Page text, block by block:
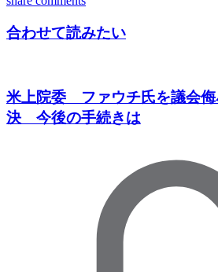
合わせて読みたい
米上院委 ファウチ氏を議会侮
決 今後の手続きは